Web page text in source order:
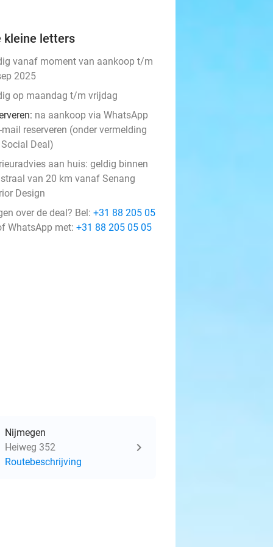
kleine letters
vanaf moment van aankoop t/m
2025
op maandag t/m vrijdag
na aankoop via WhatsApp
reserveren (onder vermelding
Deal)
aan huis: geldig binnen
van 20 km vanaf Senang
Design
over de deal? Bel: +31 88 205 05
WhatsApp met: +31 88 205 05 05
Nijmegen
Heiweg 352
Routebeschrijving